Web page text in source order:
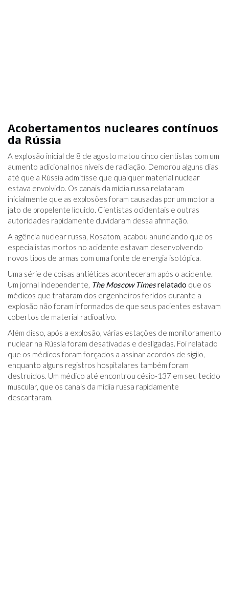
Acobertamentos nucleares contínuos
da Rússia
A explosão inicial de 8 de agosto matou cinco cientistas com um
aumento adicional nos níveis de radiação. Demorou alguns dias
até que a Rússia admitisse que qualquer material nuclear
estava envolvido. Os canais da mídia russa relataram
inicialmente que as explosões foram causadas por um motor a
jato de propelente líquido. Cientistas ocidentais e outras
autoridades rapidamente duvidaram dessa afirmação.
A agência nuclear russa, Rosatom, acabou anunciando que os
especialistas mortos no acidente estavam desenvolvendo
novos tipos de armas com uma fonte de energia isotópica.
Uma série de coisas antiéticas aconteceram após o acidente.
Um jornal independente, The Moscow Timesrelatado que os
médicos que trataram dos engenheiros feridos durante a
explosão não foram informados de que seus pacientes estavam
cobertos de material radioativo.
Além disso, após a explosão, várias estações de monitoramento
nuclear na Rússia foram desativadas e desligadas. Foi relatado
que os médicos foram forçados a assinar acordos de sigilo,
enquanto alguns registros hospitalares também foram
destruídos. Um médico até encontrou césio-137 em seu tecido
muscular, que os canais da mídia russa rapidamente
descartaram.